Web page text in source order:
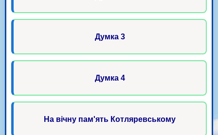
Думка 3
Думка 4
На вічну пам'ять Котляревському